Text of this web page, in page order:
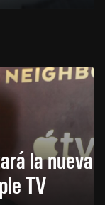
la nueva
TV